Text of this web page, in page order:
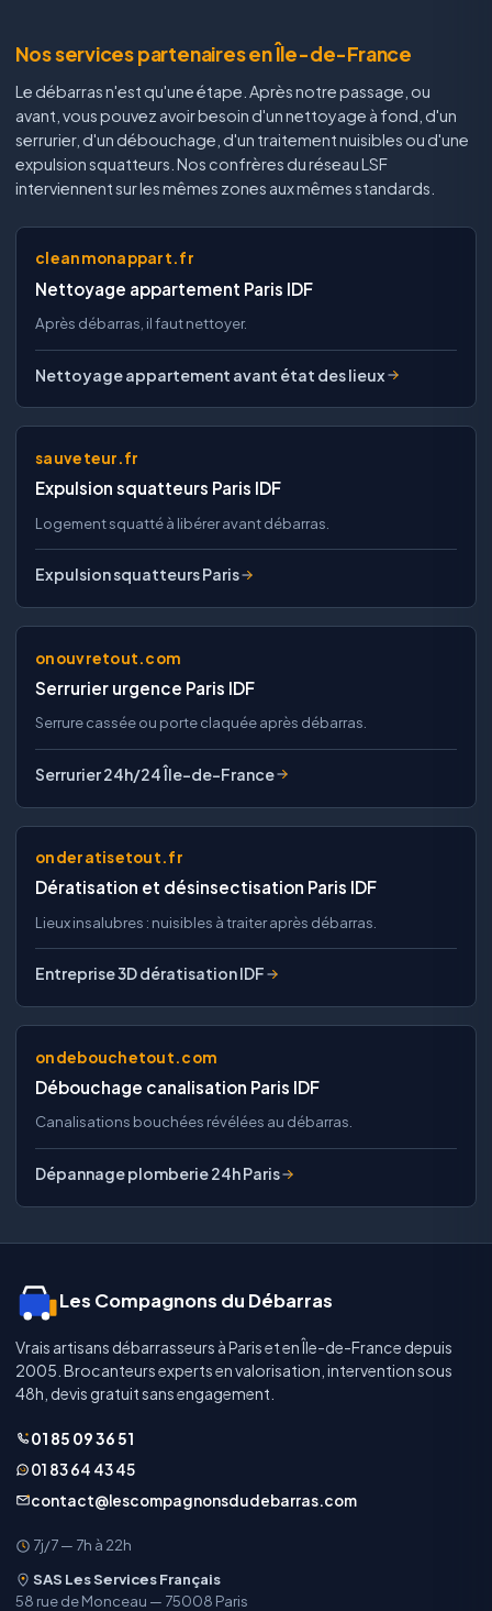
Nos services partenaires en Île-de-France
Le débarras n'est qu'une étape. Après notre passage, ou
avant, vous pouvez avoir besoin d'un nettoyage à fond, d'un
serrurier, d'un débouchage, d'un traitement nuisibles ou d'une
expulsion squatteurs. Nos confrères du réseau LSF
interviennent sur les mêmes zones aux mêmes standards.
cleanmonappart.fr
Nettoyage appartement Paris IDF
Après débarras, il faut nettoyer.
Nettoyage appartement avant état des lieux
sauveteur.fr
Expulsion squatteurs Paris IDF
Logement squatté à libérer avant débarras.
Expulsion squatteurs Paris
onouvretout.com
Serrurier urgence Paris IDF
Serrure cassée ou porte claquée après débarras.
Serrurier 24h/24 Île-de-France
onderatisetout.fr
Dératisation et désinsectisation Paris IDF
Lieux insalubres : nuisibles à traiter après débarras.
Entreprise 3D dératisation IDF
ondebouchetout.com
Débouchage canalisation Paris IDF
Canalisations bouchées révélées au débarras.
Dépannage plomberie 24h Paris
Les Compagnons du Débarras
Vrais artisans débarrasseurs à Paris et en Île-de-France depuis
2005. Brocanteurs experts en valorisation, intervention sous
48h, devis gratuit sans engagement.
01 85 09 36 51
01 83 64 43 45
contact@lescompagnonsdudebarras.com
7j/7 — 7h à 22h
SAS Les Services Français
58 rue de Monceau — 75008 Paris